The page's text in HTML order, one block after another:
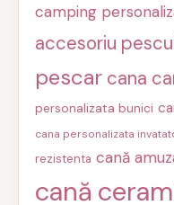
camping
accesoriu
pescar cana
personalizata bunici
cana personalizata
rezistenta cană
cană